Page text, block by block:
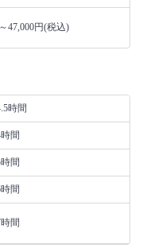
47,000円(税込)
時間
間
間
間
間